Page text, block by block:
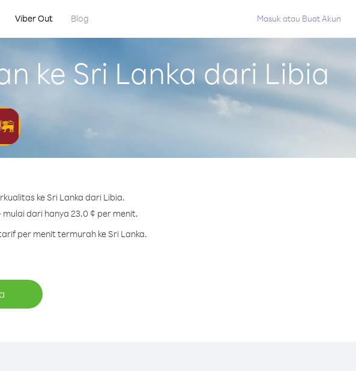
Viber Out Blog Masuk atau Buat Akun
ke Sri Lanka dari Libia
ke Sri Lanka dari Libia.
dari hanya 23.0 ¢ per menit.
per menit termurah ke Sri Lanka.